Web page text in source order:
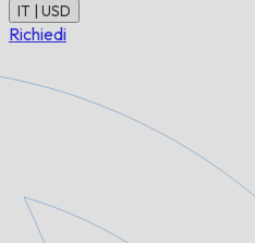
IT | USD
Richiedi